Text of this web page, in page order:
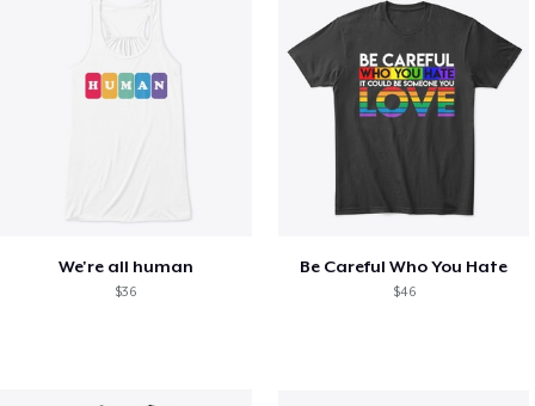
We're all human
$36
Be Careful Who You Hate
$46